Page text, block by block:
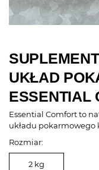
UKŁAD
ESSENTIAL
Essential Comfort to
układu pokarmowego
Rozmiar:
2 kg